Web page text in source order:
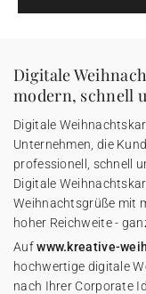
Digitale
modern, schnell
Digitale
Unternehmen, die
professionell, schnell
Digitale
Weihnachtsgrüße mit
hoher Reichweite -
Aufwww.kreative-
hochwertige digitale
nach Ihrer Corporate